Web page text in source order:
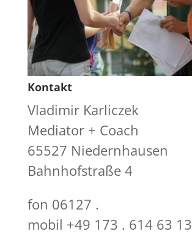
Kontakt
Vladimir Karliczek
Mediator + Coach
65527 Niedernhausen
Bahnhofstraße 4
fon 06127 .
mobil +49 173 . 614 63 13